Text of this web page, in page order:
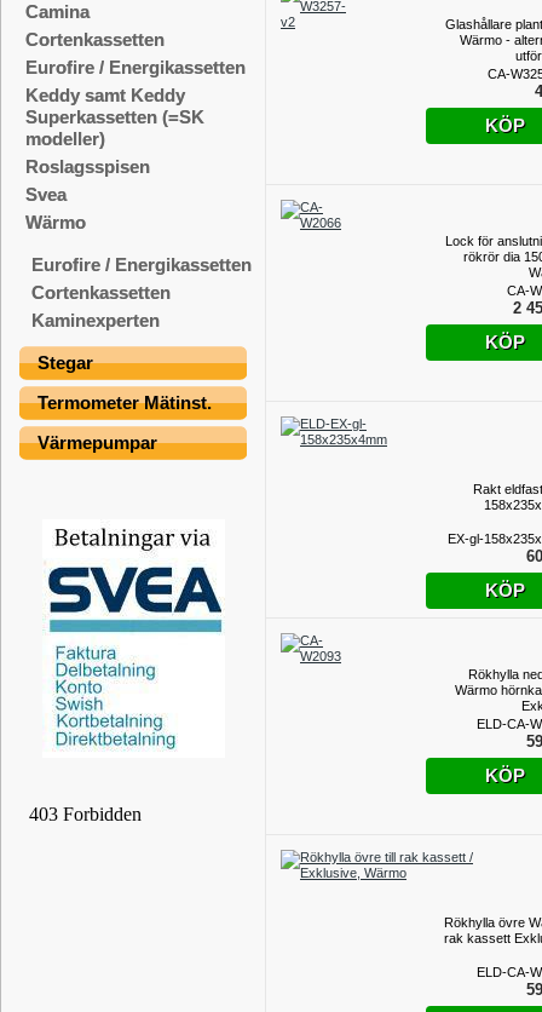
Camina
Cortenkassetten
Eurofire / Energikassetten
Keddy samt Keddy
Superkassetten (=SK
modeller)
Roslagsspisen
Svea
Wärmo
Eurofire / Energikassetten
Cortenkassetten
Kaminexperten
Stegar
Termometer Mätinst.
Värmepumpar
Glashållare
Wärmo -
CA-
KÖP
Lock för
rökrör dia
CA-
2
KÖP
Rakt
EX-gl-
KÖP
Rökhylla
Wärmo
ELD-CA-
KÖP
Rökhylla övre
rak kassett
ELD-CA-